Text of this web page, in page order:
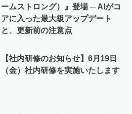
ームストロング）』登場 ─ AIがコ
アに入った最大級アップデート
と、更新前の注意点
【社内研修のお知らせ】6月19日
（金）社内研修を実施いたします